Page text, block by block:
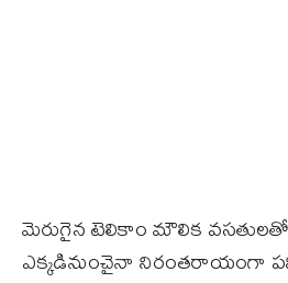
మెరుగైన టెలికాం మౌలిక
ఎక్కడినుంచైనా నిరంతరాయంగా